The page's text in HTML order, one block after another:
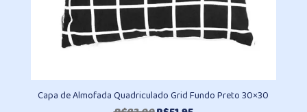
Capa de Almofada Quadriculado Grid Fundo Preto 30×30